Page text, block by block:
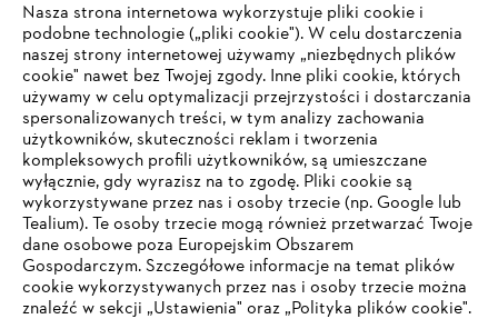
#STIHL
Firma
Nasza strona internetowa wykorzystuje pliki cookie i
podobne technologie („pliki cookie"). W celu dostarczenia
naszej strony internetowej używamy „niezbędnych plików
cookie" nawet bez Twojej zgody. Inne pliki cookie, których
używamy w celu optymalizacji przejrzystości i dostarczania
spersonalizowanych treści, w tym analizy zachowania
użytkowników, skuteczności reklam i tworzenia
kompleksowych profili użytkowników, są umieszczane
wyłącznie, gdy wyrazisz na to zgodę. Pliki cookie są
wykorzystywane przez nas i osoby trzecie (np. Google lub
Tealium). Te osoby trzecie mogą również przetwarzać Twoje
dane osobowe poza Europejskim Obszarem
Gospodarczym. Szczegółowe informacje na temat plików
cookie wykorzystywanych przez nas i osoby trzecie można
znaleźć w sekcji „Ustawienia" oraz „Polityka plików cookie".